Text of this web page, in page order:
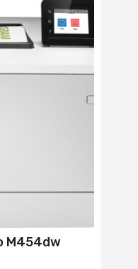
M454dw